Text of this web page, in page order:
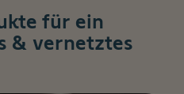
für ein
& vernetztes